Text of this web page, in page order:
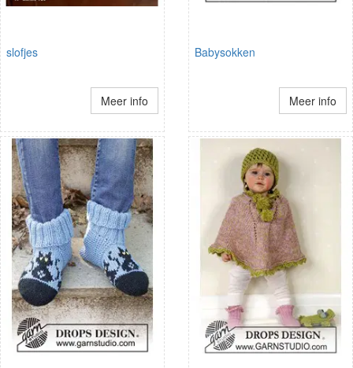
slofjes
Meer info
Babysokken
Meer info